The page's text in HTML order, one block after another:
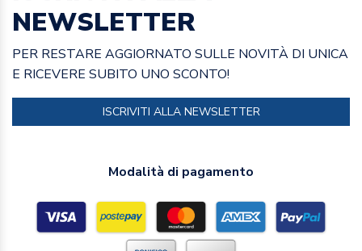
NEWSLETTER
PER RESTARE AGGIORNATO SULLE NOVITÀ DI UNICA
E RICEVERE SUBITO UNO SCONTO!
ISCRIVITI ALLA NEWSLETTER
Modalità di pagamento